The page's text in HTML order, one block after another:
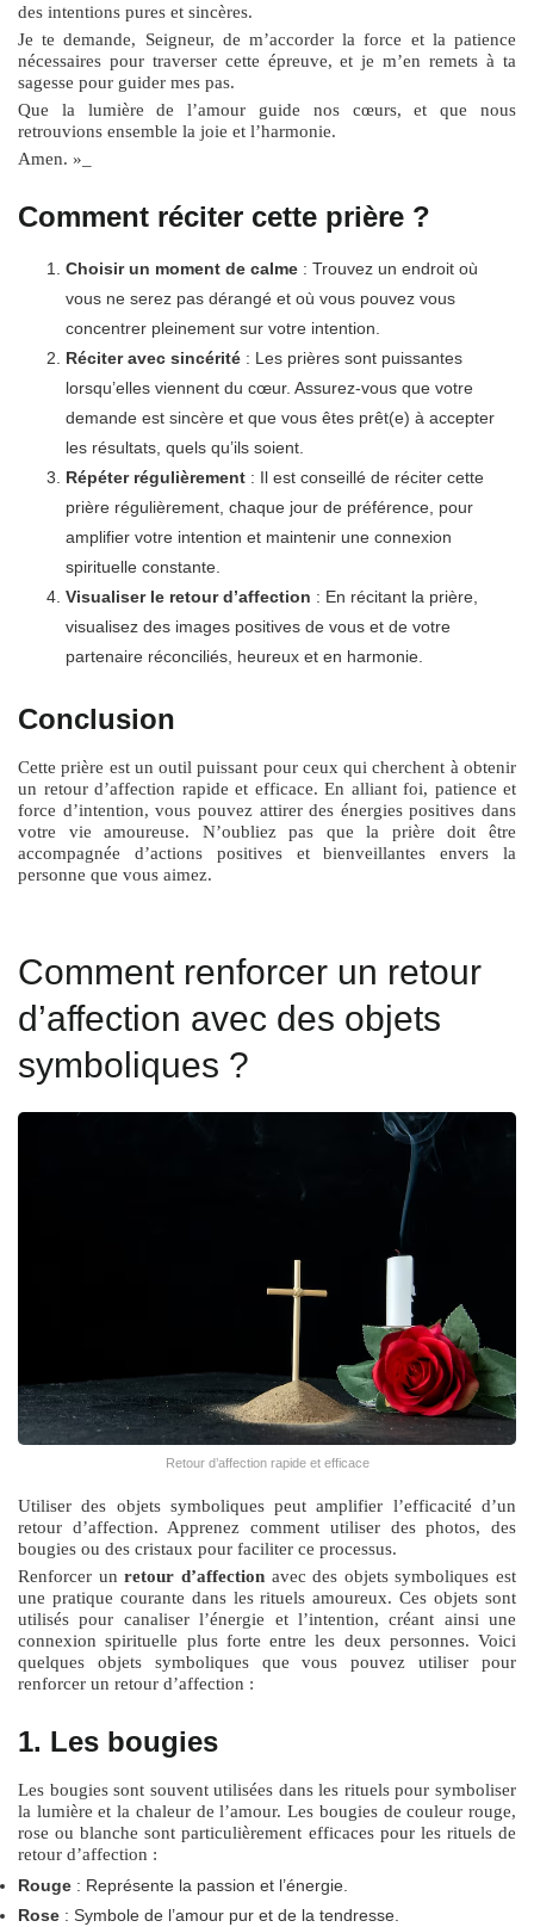
des intentions pures et sincères.
Je te demande, Seigneur, de m’accorder la force et la patience
nécessaires pour traverser cette épreuve, et je m’en remets à ta
sagesse pour guider mes pas.
Que la lumière de l’amour guide nos cœurs, et que nous
retrouvions ensemble la joie et l’harmonie.
Amen. »_
Comment réciter cette prière ?
Choisir un moment de calme : Trouvez un endroit où
vous ne serez pas dérangé et où vous pouvez vous
concentrer pleinement sur votre intention.
Réciter avec sincérité : Les prières sont puissantes
lorsqu’elles viennent du cœur. Assurez-vous que votre
demande est sincère et que vous êtes prêt(e) à accepter
les résultats, quels qu’ils soient.
Répéter régulièrement : Il est conseillé de réciter cette
prière régulièrement, chaque jour de préférence, pour
amplifier votre intention et maintenir une connexion
spirituelle constante.
Visualiser le retour d’affection : En récitant la prière,
visualisez des images positives de vous et de votre
partenaire réconciliés, heureux et en harmonie.
Conclusion
Cette prière est un outil puissant pour ceux qui cherchent à obtenir
un retour d’affection rapide et efficace. En alliant foi, patience et
force d’intention, vous pouvez attirer des énergies positives dans
votre vie amoureuse. N’oubliez pas que la prière doit être
accompagnée d’actions positives et bienveillantes envers la
personne que vous aimez.
Comment renforcer un retour
d’affection avec des objets
symboliques ?
Retour d’affection rapide et efficace
Utiliser des objets symboliques peut amplifier l’efficacité d’un
retour d’affection. Apprenez comment utiliser des photos, des
bougies ou des cristaux pour faciliter ce processus.
Renforcer unretour d’affectionavec des objets symboliques est
une pratique courante dans les rituels amoureux. Ces objets sont
utilisés pour canaliser l’énergie et l’intention, créant ainsi une
connexion spirituelle plus forte entre les deux personnes. Voici
quelques objets symboliques que vous pouvez utiliser pour
renforcer un retour d’affection :
1. Les bougies
Les bougies sont souvent utilisées dans les rituels pour symboliser
la lumière et la chaleur de l’amour. Les bougies de couleur rouge,
rose ou blanche sont particulièrement efficaces pour les rituels de
retour d’affection :
Rouge : Représente la passion et l’énergie.
Rose : Symbole de l’amour pur et de la tendresse.